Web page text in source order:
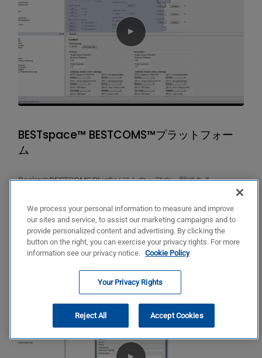
Play video
BESTspace™ BESTCOMS™プラットフォー
ム
BaslerのBESTCOMSPlus®ソフトウェアの一部である
BESTspace™では、シングルまたはデュアルスクリーンビュー
用に独自のパーソナライズされたコンピューター画面レイア
ウトを作成し、試運転プロセスを簡素化することができま
す。
We process your personal information to measure and improve
our sites and service, to assist our marketing campaigns and to
provide personalized content and advertising. By clicking the
button on the right, you can exercise your privacy rights. For more
information see our privacy notice. Cookie Policy
Your Privacy Rights
Reject All Accept Cookies